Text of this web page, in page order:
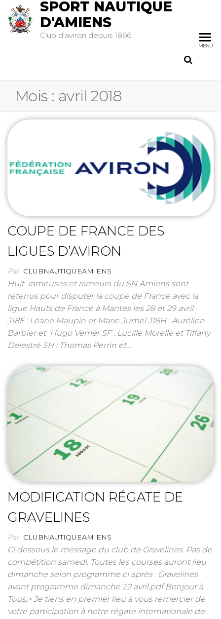
SPORT NAUTIQUE
D'AMIENS
Club d'aviron depuis 1866
MENU
Mois : avril 2018
COUPE DE FRANCE DES
LIGUES D’AVIRON
Par CLUBNAUTIQUEAMIENS
Huit rameuses et rameurs du SN Amiens sont
retenus pour disputer la coupe de France avec la
ligue Hauts de France à Mantes les 28 et 29 avril :
J18F : Léane Maupin et Marie Jumel J18H : Aurélien
Barbier et Hugo Verrier SF : Lucille Morelle et Tiffany
Delestré SH : Thomas Perrin et…
MODIFICATION RÉGATE DE
GRAVELINES
Par CLUBNAUTIQUEAMIENS
Ci dessous le message du club de Gravelines. Pas de
compétition samedi. Toutes les courses auront lieu
dimanche selon programme ci après : Gravelines
avant programme dimanche 22 avril.pdf Bonjour à
Tous,> Je tiens en premier lieu à vous remercier de
votre participation à notre régate internationale de